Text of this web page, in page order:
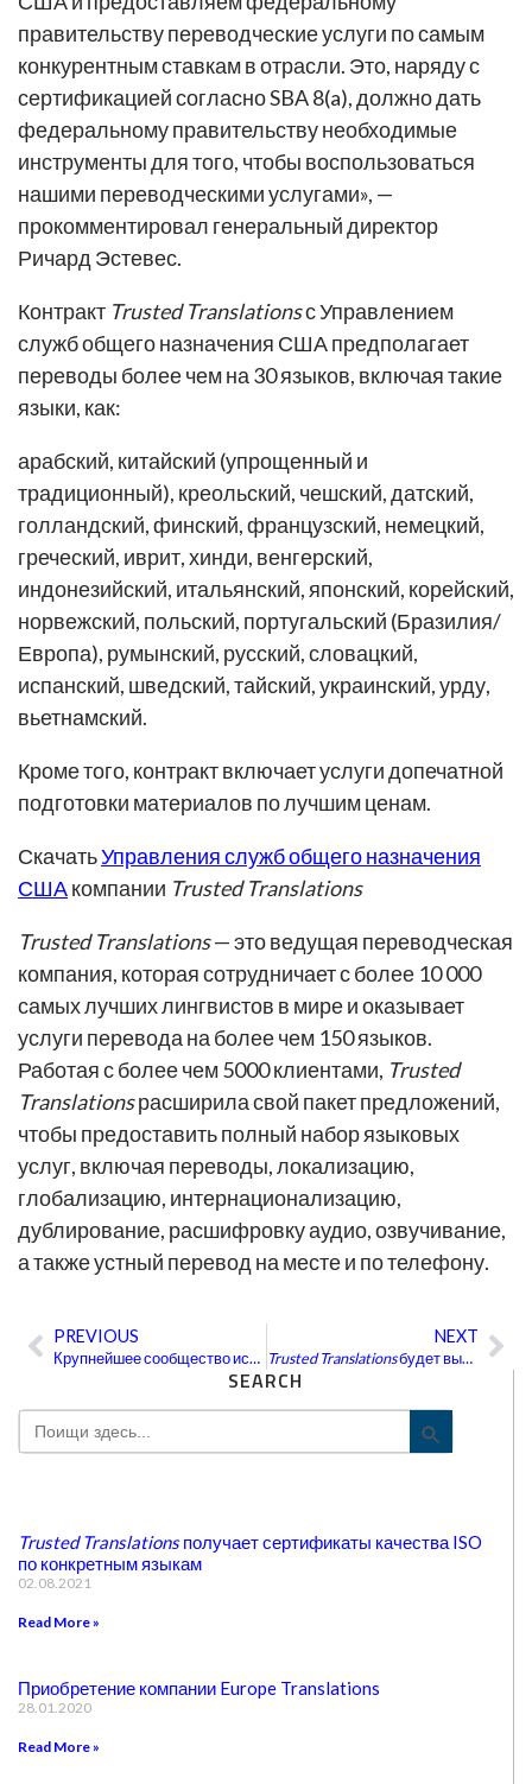
SEARCH
Search
for:
Search
Trusted Translationsполучает сертификаты качества ISO
по конкретным языкам
02.08.2021
Read More »
Приобретение компании Europe Translations
28.01.2020
Read More »
правительству переводческие услуги по самым
конкурентным ставкам в отрасли. Это, наряду с
сертификацией согласно SBA 8(a), должно дать
федеральному правительству необходимые
инструменты для того, чтобы воспользоваться
нашими переводческими услугами», —
прокомментировал генеральный директор
Ричард Эстевес.
Контракт Trusted Translationsс Управлением
служб общего назначения США предполагает
переводы более чем на 30 языков, включая такие
языки, как:
арабский, китайский (упрощенный и
традиционный), креольский, чешский, датский,
голландский, финский, французский, немецкий,
греческий, иврит, хинди, венгерский,
индонезийский, итальянский, японский, корейский,
норвежский, польский, португальский (Бразилия/
Европа), румынский, русский, словацкий,
испанский, шведский, тайский, украинский, урду,
вьетнамский.
Кроме того, контракт включает услуги допечатной
подготовки материалов по лучшим ценам.
СкачатьУправления служб общего назначения
СШАкомпании Trusted Translations
Trusted Translations— это ведущая переводческая
компания, которая сотрудничает с более 10 000
самых лучших лингвистов в мире и оказывает
услуги перевода на более чем 150 языков.
Работая с более чем 5000 клиентами, Trusted
Translationsрасширила свой пакет предложений,
чтобы предоставить полный набор языковых
услуг, включая переводы, локализацию,
глобализацию, интернационализацию,
дублирование, расшифровку аудио, озвучивание,
а также устный перевод на месте и по телефону.
Пред
PREVIOUS
Крупнейшее сообщество испанских переводчиков
NEXT
Trusted Translationsбудет выполнять переводы через Google Helpouts